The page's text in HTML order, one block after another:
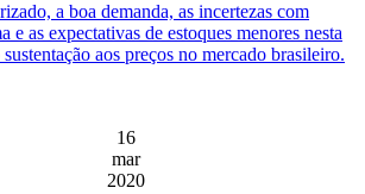
a boa demanda, as incertezas com
e as expectativas de estoques menores nesta
aos preços no mercado brasileiro.
16
mar
2020